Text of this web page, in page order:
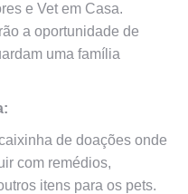
e Vet em Casa.
a oportunidade de
uma família
de doações onde
com remédios,
itens para os pets.